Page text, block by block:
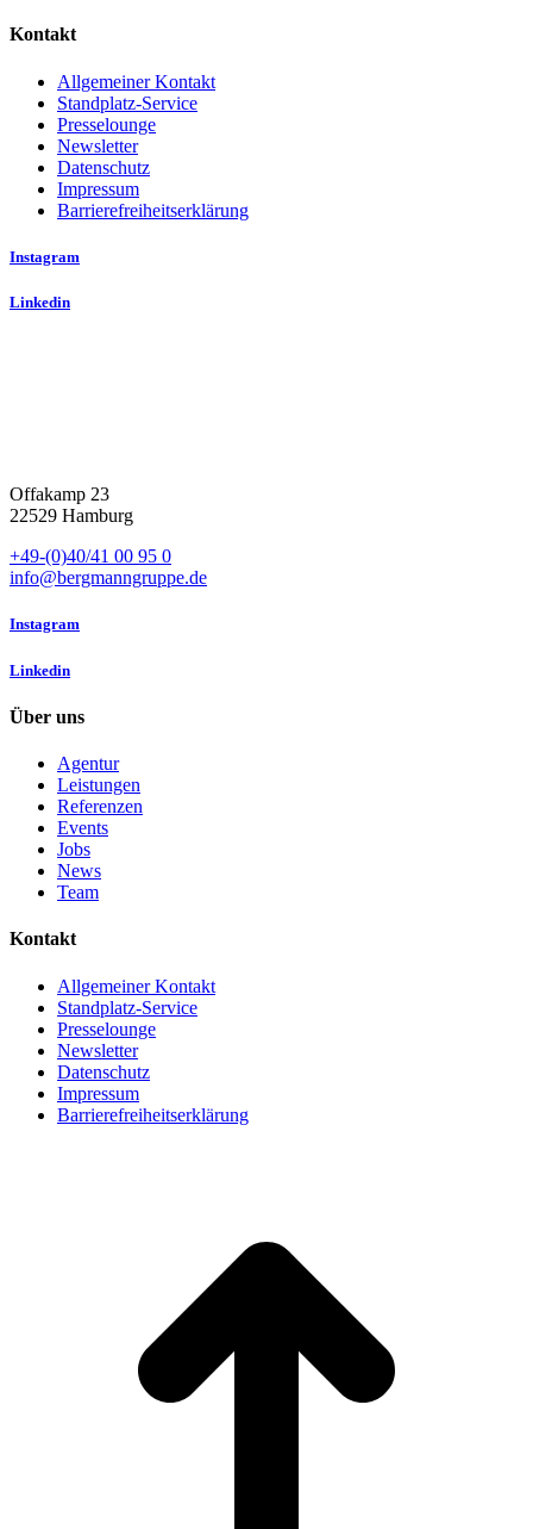
Kontakt
Allgemeiner Kontakt
Standplatz-Service
Presselounge
Newsletter
Datenschutz
Impressum
Barrierefreiheitserklärung
Instagram
Linkedin
Offakamp 23
22529 Hamburg
+49-(0)40/41 00 95 0
info@bergmanngruppe.de
Instagram
Linkedin
Über uns
Agentur
Leistungen
Referenzen
Events
Jobs
News
Team
Kontakt
Allgemeiner Kontakt
Standplatz-Service
Presselounge
Newsletter
Datenschutz
Impressum
Barrierefreiheitserklärung